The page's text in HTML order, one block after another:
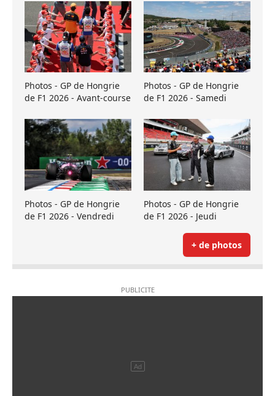
Photos - GP de Hongrie
de F1 2026 - Avant-course
Photos - GP de Hongrie
de F1 2026 - Samedi
Photos - GP de Hongrie
de F1 2026 - Vendredi
Photos - GP de Hongrie
de F1 2026 - Jeudi
+ de photos